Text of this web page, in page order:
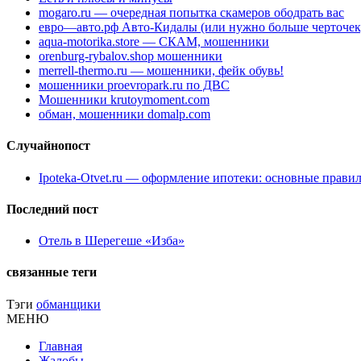
mogaro.ru — очередная попытка скамеров ободрать вас
евро—авто.рф Авто-Кидалы (или нужно больше
aqua-motorika.store — СКАМ, мошенники
orenburg-rybalov.shop мошенники
merrell-thermo.ru — мошенники, фейк обувь!
мошенники proevropark.ru по ДВС
Мошенники krutoymoment.com
обман, мошенники domalp.com
Случайнопост
Ipoteka-Otvet.ru — оформление ипотеки: основные
Последний пост
Отель в Шерегеше «Изба»
связанные теги
Тэги обманщики
МЕНЮ
Главная